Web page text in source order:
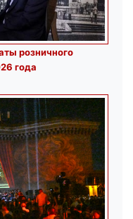
розничного
года